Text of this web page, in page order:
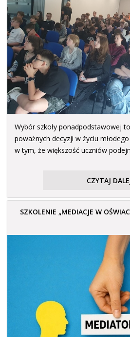
Wybór szkoły ponadpodstawowej
poważnych decyzji w życiu
w tym, że większość uczniów
CZYTAJ
SZKOLENIE „MEDIACJE W